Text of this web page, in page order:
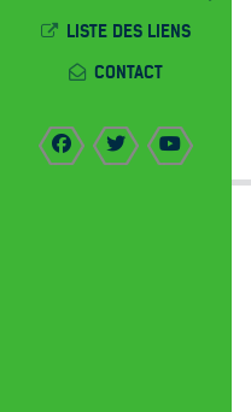
LISTE DES LIENS
CONTACT